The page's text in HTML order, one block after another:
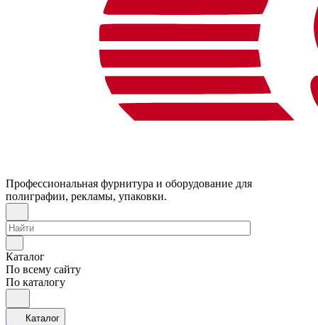
Профессиональная фурнитура и оборудование для
полиграфии, рекламы, упаковки.
Каталог
По всему сайту
По каталогу
Каталог